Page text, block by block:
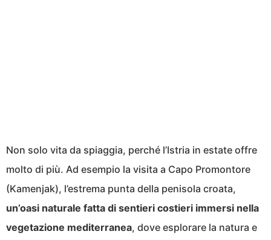
Non solo vita da spiaggia, perché l’Istria in estate offre
molto di più. Ad esempio la visita a Capo Promontore
(Kamenjak), l’estrema punta della penisola croata,
un’oasi naturale fatta di sentieri costieri immersi nella
vegetazione mediterranea, dove esplorare la natura e